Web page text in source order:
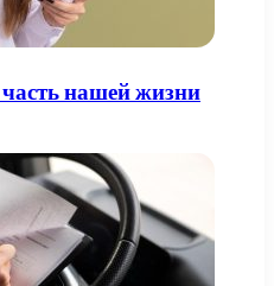
нашей жизни